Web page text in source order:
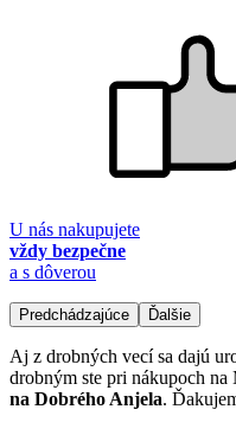
U nás nakupujete
vždy bezpečne
a s dôverou
Predchádzajúce Ďalšie
Aj z drobných vecí sa dajú
drobným ste pri nákupoch na
na Dobrého Anjela.